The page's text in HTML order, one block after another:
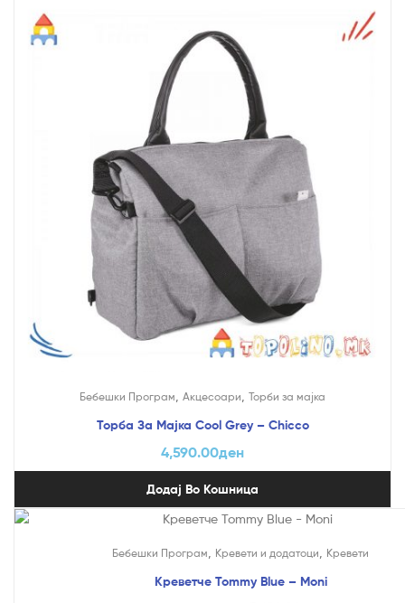
Бебешки Програм Акцесоари Торби за мајка
Торба За Мајка Cool Grey – Chicco
4,590.00ден
Додај Во Кошница
Бебешки Програм Кревети и додатоци Кревети
Креветче Tommy Blue – Moni